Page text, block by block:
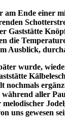
Ende einer
Gaststätte
die
Ausblick,
wurde,
nochmals
während aller
uns gewesen